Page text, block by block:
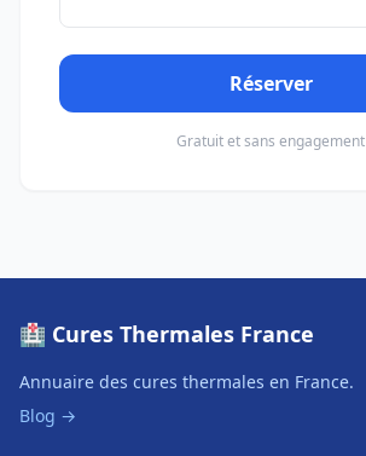
Réserver
Gratuit et sans engagement
🏥 Cures Thermales France
Annuaire des cures thermales en France.
Blog →